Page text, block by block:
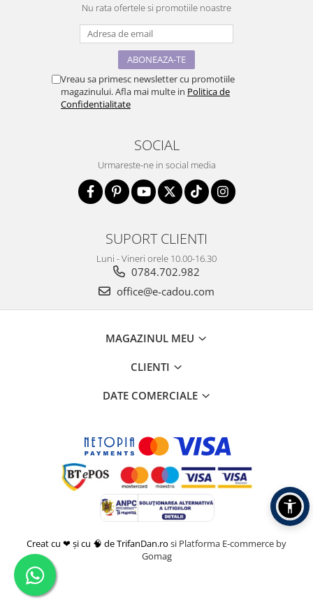
Nu rata ofertele si promotiile noastre
Vreau sa primesc newsletter cu promotiile
magazinului. Afla mai multe in Politica de
Confidentialitate
SOCIAL
Urmareste-ne in social media
SUPORT CLIENTI
Luni - Vineri orele 10.00-16.30
0784.702.982
office@e-cadou.com
MAGAZINUL MEU
CLIENTI
DATE COMERCIALE
Creat cu ❤ și cu 🧠 de TrifanDan.ro si Platforma E-commerce by
Gomag